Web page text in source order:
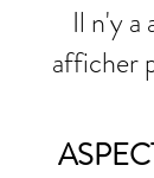
Il n'y a
afficher